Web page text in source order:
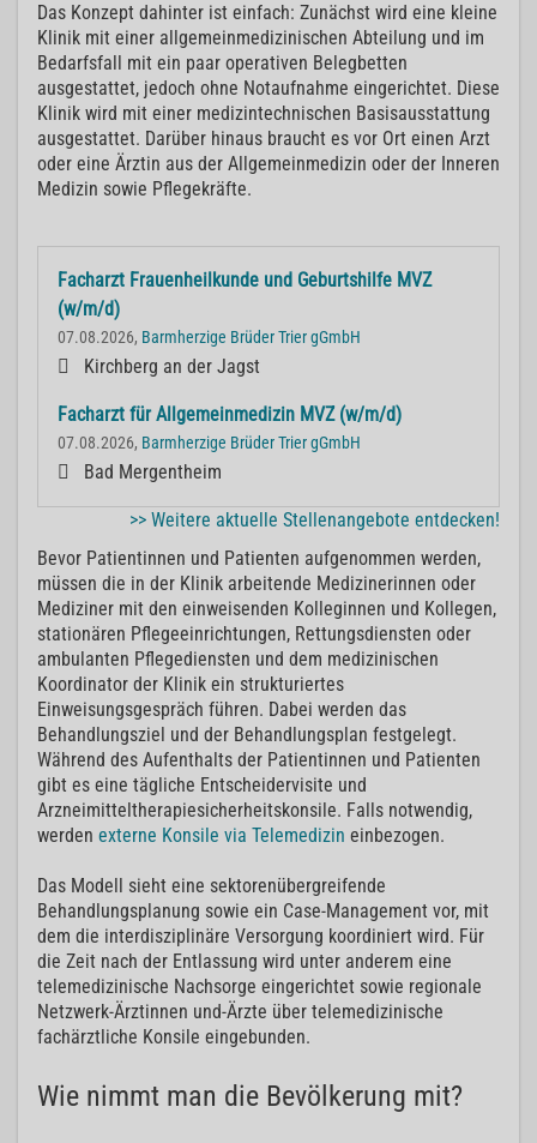
Das Konzept dahinter ist einfach: Zunächst wird eine kleine
Klinik mit einer allgemeinmedizinischen Abteilung und im
Bedarfsfall mit ein paar operativen Belegbetten
ausgestattet, jedoch ohne Notaufnahme eingerichtet. Diese
Klinik wird mit einer medizintechnischen Basisausstattung
ausgestattet. Darüber hinaus braucht es vor Ort einen Arzt
oder eine Ärztin aus der Allgemeinmedizin oder der Inneren
Medizin sowie Pflegekräfte.
Facharzt Frauenheilkunde und Geburtshilfe MVZ
(w/m/d)
07.08.2026, Barmherzige Brüder Trier gGmbH
Kirchberg an der Jagst
Facharzt für Allgemeinmedizin MVZ (w/m/d)
07.08.2026, Barmherzige Brüder Trier gGmbH
Bad Mergentheim
>> Weitere aktuelle Stellenangebote entdecken!
Bevor Patientinnen und Patienten aufgenommen werden,
müssen die in der Klinik arbeitende Medizinerinnen oder
Mediziner mit den einweisenden Kolleginnen und Kollegen,
stationären Pflegeeinrichtungen, Rettungsdiensten oder
ambulanten Pflegediensten und dem medizinischen
Koordinator der Klinik ein strukturiertes
Einweisungsgespräch führen. Dabei werden das
Behandlungsziel und der Behandlungsplan festgelegt.
Während des Aufenthalts der Patientinnen und Patienten
gibt es eine tägliche Entscheidervisite und
Arzneimitteltherapiesicherheitskonsile. Falls notwendig,
werden externe Konsile via Telemedizin einbezogen.
Das Modell sieht eine sektorenübergreifende
Behandlungsplanung sowie ein Case-Management vor, mit
dem die interdisziplinäre Versorgung koordiniert wird. Für
die Zeit nach der Entlassung wird unter anderem eine
telemedizinische Nachsorge eingerichtet sowie regionale
Netzwerk-Ärztinnen und-Ärzte über telemedizinische
fachärztliche Konsile eingebunden.
Wie nimmt man die Bevölkerung mit?